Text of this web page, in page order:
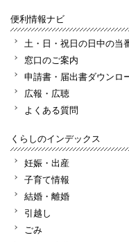
便利情報ナビ
土・日・祝日の日中の当
窓口のご案内
申請書・届出書ダウンロ
広報・広聴
よくある質問
くらしのインデックス
妊娠・出産
子育て情報
結婚・離婚
引越し
ごみ